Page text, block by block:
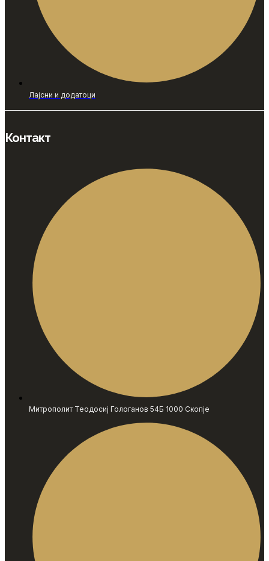
Лајсни и додатоци
Контакт
Митрополит Теодосиј Гологанов 54Б 1000 Скопје